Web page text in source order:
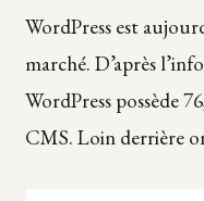
WordPress est
marché. D’après
WordPress possède
CMS. Loin derrière